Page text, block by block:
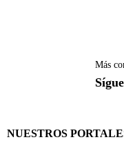
Más
NUESTROS